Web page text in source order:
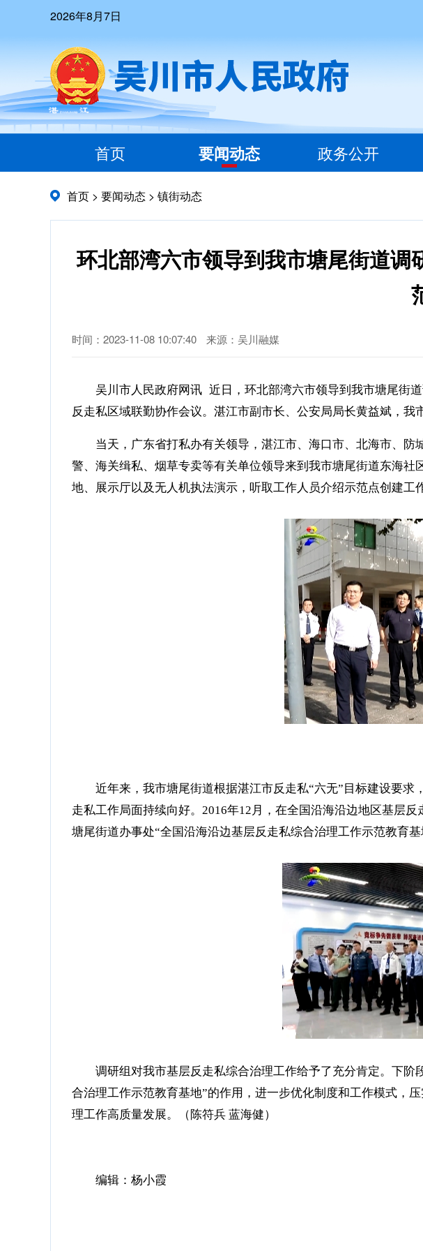
2026年8月7日
首页 要闻动态 政务公开
首页 > 要闻动态 > 镇街动态
环北部湾六市领导到我市塘尾街道
时间：2023-11-08 10:07:40 来源：吴川融媒
吴川市人民政府网讯 近日，环北部湾六市领导到我市塘尾街
反走私区域联勤协作会议。湛江市副市长、公安局局长黄益斌，我
当天，广东省打私办有关领导，湛江市、海口市、北海市、
警、海关缉私、烟草专卖等有关单位领导来到我市塘尾街道东海
地、展示厅以及无人机执法演示，听取工作人员介绍示范点创建工
近年来，我市塘尾街道根据湛江市反走私“六无”目标建设要
走私工作局面持续向好。2016年12月，在全国沿海沿边地区基层
塘尾街道办事处“全国沿海沿边基层反走私综合治理工作示范教育基
调研组对我市基层反走私综合治理工作给予了充分肯定。下
合治理工作示范教育基地”的作用，进一步优化制度和工作模式，
理工作高质量发展。（ 陈符兵 蓝海健）
编辑：杨小霞